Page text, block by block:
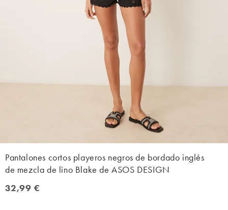
Pantalones cortos playeros negros de bordado inglés
de mezcla de lino Blake de ASOS DESIGN
32,99 €
32,99 €